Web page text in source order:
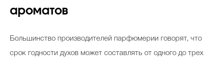
ароматов
Большинство производителей парфюмерии говорят, что
срок годности духов может составлять от одного до трех